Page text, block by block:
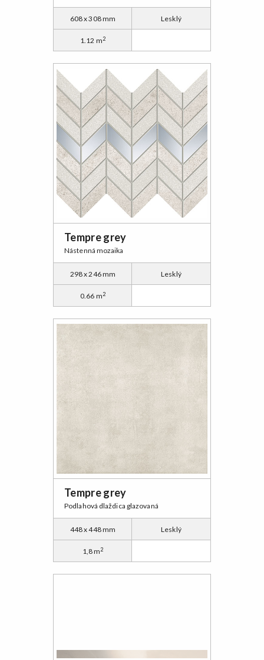
608 x 308 mm Lesklý
1.12 m2
Tempre grey
Nástenná mozaika
298 x 246 mm Lesklý
0.66 m2
Tempre grey
Podlahová dlaždica glazovaná
448 x 448 mm Lesklý
1,8 m2